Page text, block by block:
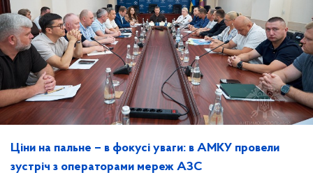
Ціни на пальне – в фокусі уваги: в АМКУ провели
зустріч з операторами мереж АЗС